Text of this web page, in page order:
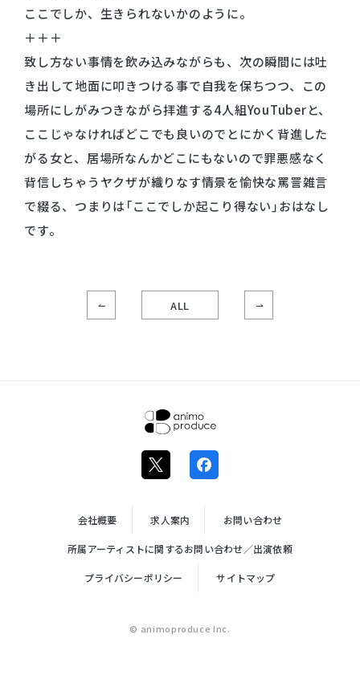
ここでしか、生きられないかのように。
＋＋＋
致し方ない事情を飲み込みながらも、次の瞬間には吐
き出して地面に叩きつける事で自我を保ちつつ、この
場所にしがみつきながら拝進する4人組YouTuberと、
ここじゃなければどこでも良いのでとにかく背進した
がる女と、居場所なんかどこにもないので罪悪感なく
背信しちゃうヤクザが織りなす情景を愉快な罵詈雑言
で綴る、つまりは「ここでしか起こり得ない」おはなし
です。
ALL
株式会社ア
ニモプロデ
会社概要 求人案内
お問い合わせ
所属アーティストに関するお問い合わせ／出演依頼
プライバシーポリシー
サイトマップ
© animoproduce Inc.